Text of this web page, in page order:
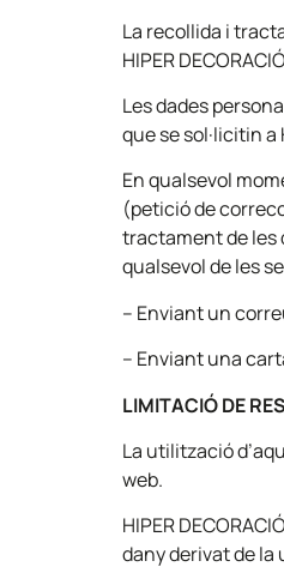
La recollida i
HIPER
Les dades
que se sol·licitin a
En qualsevol
(petició de
tractament de les
qualsevol de les
– Enviant un
– Enviant una
LIMITACIÓ DE
La utilització
web.
HIPER
dany derivat de la